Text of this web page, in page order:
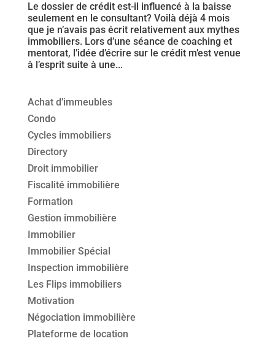
Le dossier de crédit est-il influencé à la baisse
seulement en le consultant? Voilà déjà 4 mois
que je n’avais pas écrit relativement aux mythes
immobiliers. Lors d’une séance de coaching et
mentorat, l’idée d’écrire sur le crédit m’est venue
à l’esprit suite à une...
Achat d’immeubles
Condo
Cycles immobiliers
Directory
Droit immobilier
Fiscalité immobilière
Formation
Gestion immobilière
Immobilier
Immobilier Spécial
Inspection immobilière
Les Flips immobiliers
Motivation
Négociation immobilière
Plateforme de location